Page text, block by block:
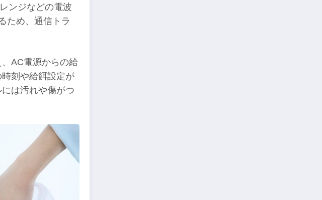
ンジなどの電波
ため、通信トラ
AC電源からの給
刻や給餌設定が
は汚れや傷がつ